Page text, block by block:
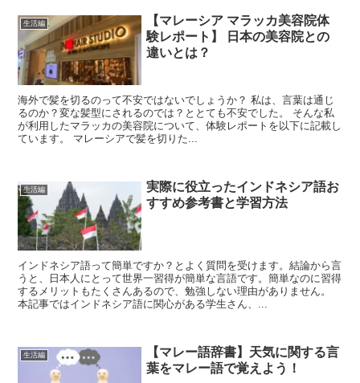
生活編
【マレーシア マラッカ美容院体
験レポート】 日本の美容院との
違いとは？
海外で髪を切るのって不安ではないでしょうか？ 私は、言葉は通じ
るのか？変な髪型にされるのでは？ととても不安でした。 そんな私
が利用したマラッカの美容院について、体験レポートを以下に記載し
ています。 マレーシアで髪を切りた...
生活編
実際に役立ったインドネシア語お
すすめ参考書と学習方法
インドネシア語って簡単ですか？とよく質問を受けます。結論から言
うと、日本人にとって世界一習得が簡単な言語です。簡単なのに習得
するメリットもたくさんあるので、勉強しない理由がありません。
本記事ではインドネシア語に関心がある学生さん、...
生活編
【マレー語辞書】天気に関する言
葉をマレー語で覚えよう！